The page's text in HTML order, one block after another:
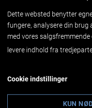
‹
Ma Ti
Dette websted benytter
fungere, analysere din
med vores
levere indhold fra
Cookie indstillinger
KUN